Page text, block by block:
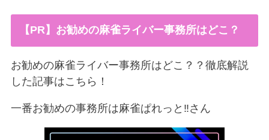
【PR】お勧めの麻雀ライバー事務所はどこ？
お勧めの麻雀ライバー事務所はどこ？？徹底解説
した記事はこちら！
一番お勧めの事務所は麻雀ぱれっと‼︎さん